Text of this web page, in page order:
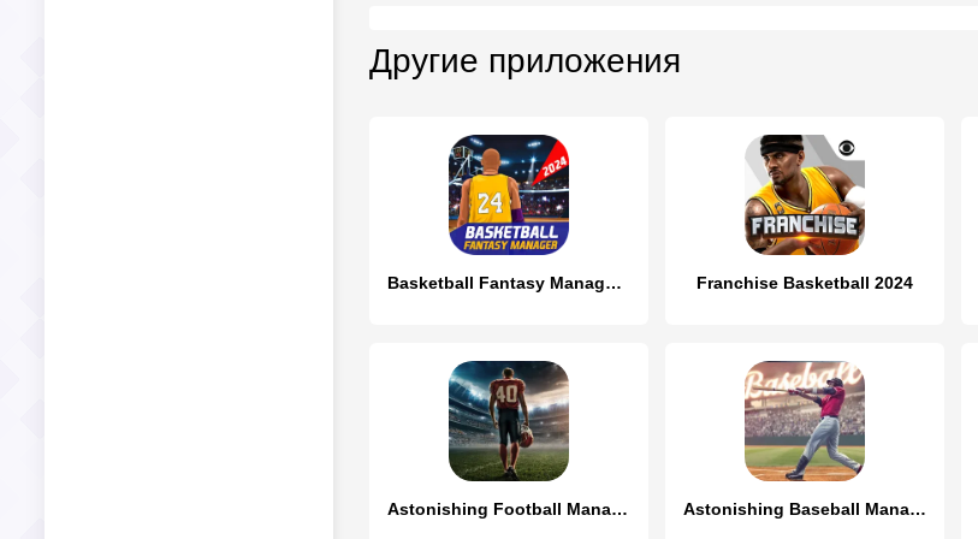
Другие приложения
Basketball Fantasy Manager NBA Franchise Basketball 2024
Astonishing Football Manager Astonishing Baseball Manager